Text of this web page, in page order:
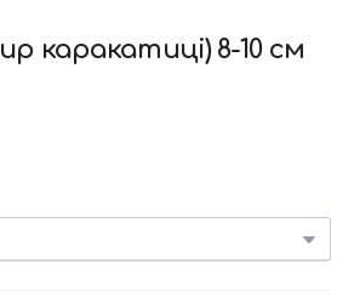
каракатиці) 8-10 см